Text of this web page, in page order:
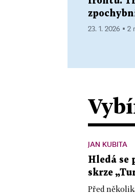
23. 1. 2026 ▪ 2
JAN KUBITA
Hledá se
skrze
Před